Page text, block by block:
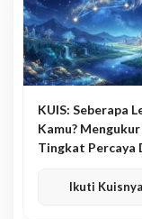
KUIS: Seberapa
Kamu? Mengukur
Tingkat Percaya
Ikuti